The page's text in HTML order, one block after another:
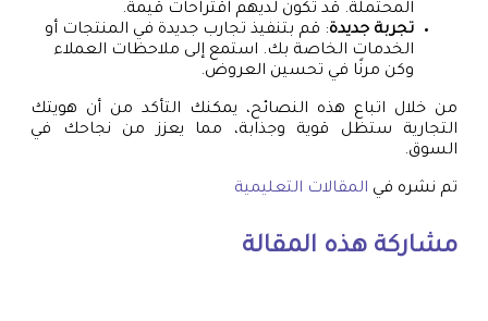
المحتملة. قد تكون لديهم اقتراحات قيمة.
تجربة جديدة: قم بتنفيذ تجارب جديدة في المنتجات أو
الخدمات الخاصة بك. استمع إلى ملاحظات العملاء
وكن مرنًا في تحسين العروض.
من خلال اتباع هذه النصائح، يمكنك التأكد من أن هويتك
التجارية ستظل قوية وجذابة، مما يعزز من نجاحك في
السوق.
تم نشره في المقالات التعليمية
مشاركة هذه المقالة